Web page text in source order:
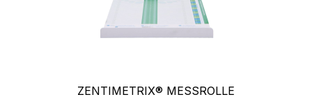
ZENTIMETRIX® MESSROLLE